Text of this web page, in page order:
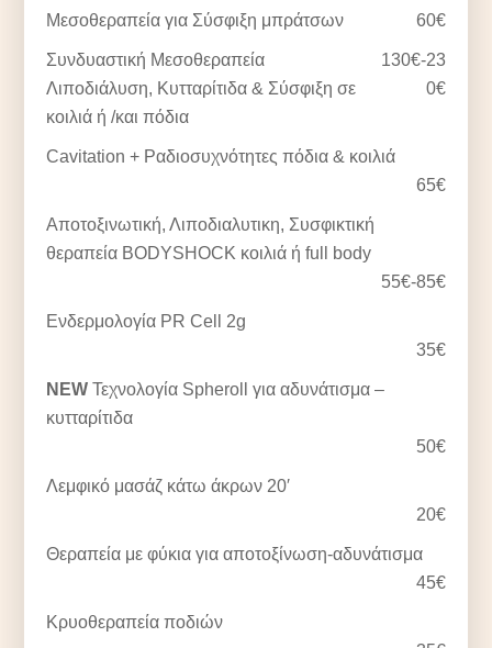
Μεσοθεραπεία για Σύσφιξη μπράτσων 60€
Συνδυαστική Μεσοθεραπεία
Λιποδιάλυση, Κυτταρίτιδα & Σύσφιξη σε
κοιλιά ή /και πόδια
130€-23
0€
Cavitation + Ραδιοσυχνότητες πόδια & κοιλιά
65€
Αποτοξινωτική, Λιποδιαλυτικη, Συσφικτική
θεραπεία BODYSHOCK κοιλιά ή full body
55€-85€
Ενδερμολογία PR Cell 2g
35€
NEW Τεχνολογία Spheroll για αδυνάτισμα –
κυτταρίτιδα
50€
Λεμφικό μασάζ κάτω άκρων 20′
20€
Θεραπεία με φύκια για αποτοξίνωση-αδυνάτισμα
45€
Κρυοθεραπεία ποδιών